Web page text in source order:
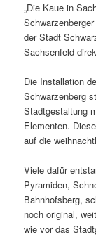
„Die Kaue in
der Stadt
Sachsenfeld
Die Installation
Schwarzenberg
Stadtgestaltung
Elementen.
auf die
Viele dafür
Pyramiden,
Bahnhofsberg,
noch original,
wie vor das